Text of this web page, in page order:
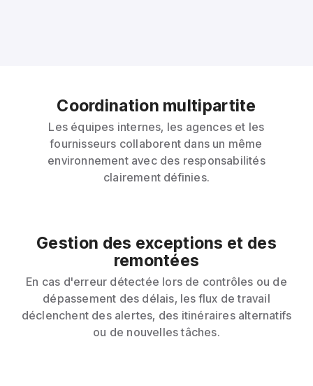
Coordination multipartite
Les équipes internes, les agences et les
fournisseurs collaborent dans un même
environnement avec des responsabilités
clairement définies.
Gestion des exceptions et des
remontées
En cas d'erreur détectée lors de contrôles ou de
dépassement des délais, les flux de travail
déclenchent des alertes, des itinéraires alternatifs
ou de nouvelles tâches.